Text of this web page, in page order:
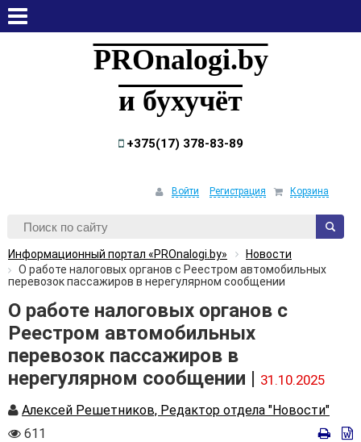
PROnalogi.by
и бухучёт
+375(17) 378-83-89
Войти Регистрация Корзина
Информационный портал «PROnalogi.by»
Новости
О работе налоговых органов с Реестром автомобильных
перевозок пассажиров в нерегулярном сообщении
О работе налоговых органов с
Реестром автомобильных
перевозок пассажиров в
нерегулярном сообщении | 31.10.2025
Автор
Алексей Решетников, Редактор отдела "Новости"
Количество
611